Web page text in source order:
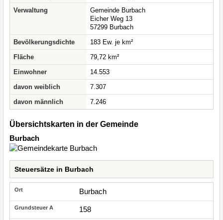
Verwaltung
Gemeinde Burbach
Eicher Weg 13
57299 Burbach
Bevölkerungsdichte
183 Ew. je km²
Fläche
79,72 km²
Einwohner
14.553
davon weiblich
7.307
davon männlich
7.246
Übersichtskarten in der Gemeinde
Burbach
Steuersätze in Burbach
Burbach
158